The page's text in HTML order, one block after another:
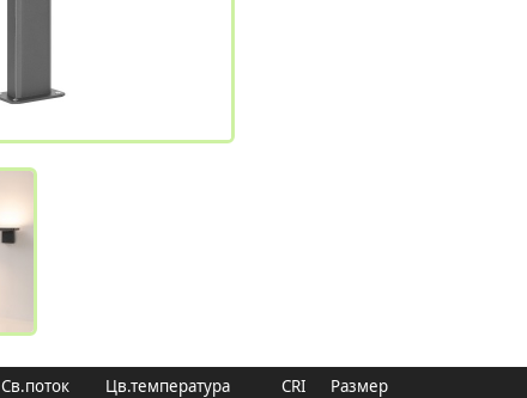
Св.поток Цв.температура CRI Размер